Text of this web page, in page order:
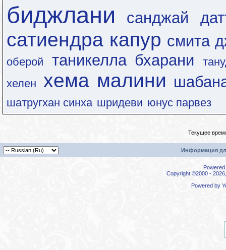
биджлани санджай
сатиендра капур смита
оберой таникелла бхарани
хелен
хема малини
шатругхан синха шридеви юнус парвез
Текущее
Информация
Copyright ©2000 -
Powered by